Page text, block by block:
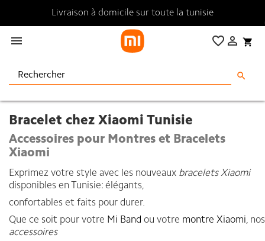
Livraison à domicile sur toute la tunisie
 shopping_cart

favorite_border
search
Bracelet chez Xiaomi Tunisie
Accessoires pour Montres et Bracelets
Xiaomi
Exprimez votre style avec les nouveaux bracelets Xiaomi
disponibles en Tunisie: élégants,
confortables et faits pour durer.
Que ce soit pour votre Mi Band ou votre montre Xiaomi, nos
accessoires